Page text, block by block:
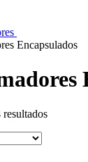
Encapsulados